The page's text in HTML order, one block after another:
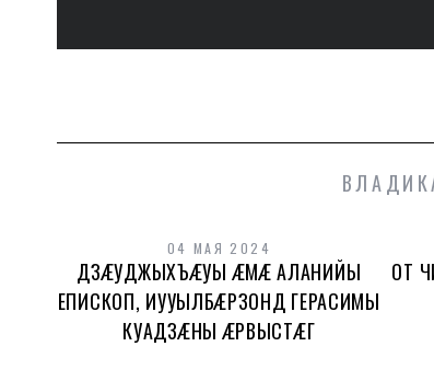
04 МАЯ 2024
ДЗÆУДЖЫХЪÆУЫ ÆМÆ АЛАНИЙЫ
ЕПИСКОП, ИУУЫЛБÆРЗОНД ГЕРАСИМЫ
КУАДЗÆНЫ ÆРВЫСТÆГ
ОТ